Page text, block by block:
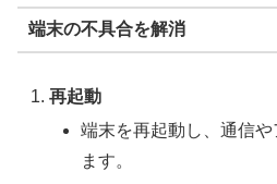
端末の不具合を解消
再起動
端末を再起動し、通信
ます。